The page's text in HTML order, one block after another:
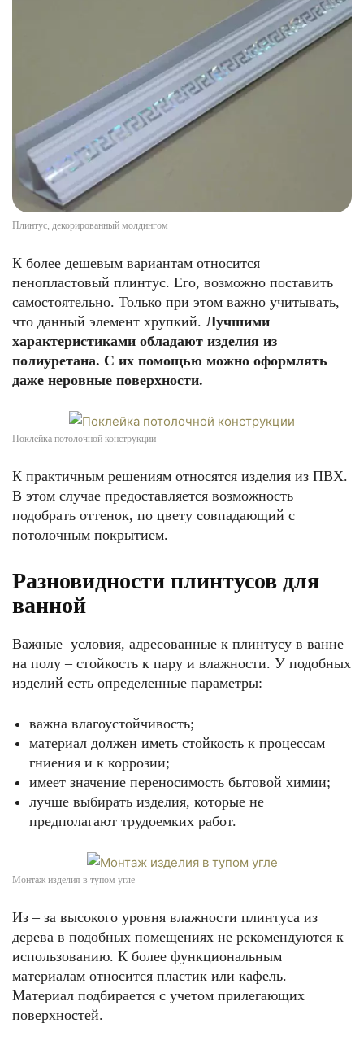
Плинтус, декорированный молдингом
К более дешевым вариантам относится
пенопластовый плинтус. Его, возможно поставить
самостоятельно. Только при этом важно учитывать,
что данный элемент хрупкий. Лучшими
характеристиками обладают изделия из
полиуретана. С их помощью можно оформлять
даже неровные поверхности.
Поклейка потолочной конструкции
К практичным решениям относятся изделия из ПВХ.
В этом случае предоставляется возможность
подобрать оттенок, по цвету совпадающий с
потолочным покрытием.
Разновидности плинтусов для
ванной
Важные условия, адресованные к плинтусу в ванне
на полу – стойкость к пару и влажности. У подобных
изделий есть определенные параметры:
важна влагоустойчивость;
материал должен иметь стойкость к процессам
гниения и к коррозии;
имеет значение переносимость бытовой химии;
лучше выбирать изделия, которые не
предполагают трудоемких работ.
Монтаж изделия в тупом угле
Из – за высокого уровня влажности плинтуса из
дерева в подобных помещениях не рекомендуются к
использованию. К более функциональным
материалам относится пластик или кафель.
Материал подбирается с учетом прилегающих
поверхностей.